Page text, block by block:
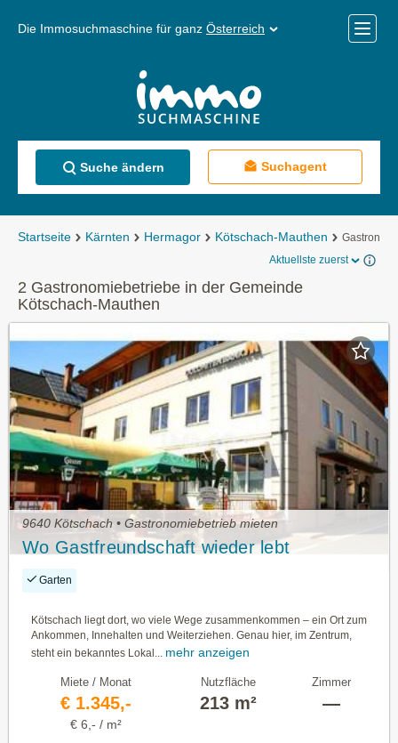
Die Immosuchmaschine für ganz Österreich
Menü
Suche ändern Suchagent
Startseite Kärnten Hermagor Kötschach-Mauthen
Aktuellste zuerst
2 Gastronomiebetriebe in der Gemeinde
Kötschach-Mauthen
9640 Kötschach • Gastronomiebetrieb mieten
Wo Gastfreundschaft wieder lebt
Garten
Kötschach liegt dort, wo viele Wege zusammenkommen – ein Ort zum
Ankommen, Innehalten und Weiterziehen. Genau hier, im Zentrum,
steht ein bekanntes Lokal...
mehr anzeigen
Miete / Monat
€ 1.345,-
€ 6,- / m²
Nutzfläche
213 m²
Zimmer
—